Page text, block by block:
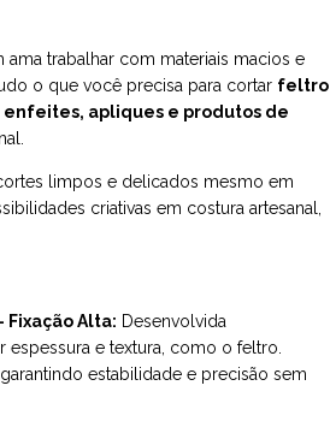
trabalhar com materiais macios e
o que você precisa para cortar feltro
apliques e produtos de
limpos e delicados mesmo em
criativas em costura artesanal,
Fixação Alta: Desenvolvida
e textura, como o feltro.
estabilidade e precisão sem